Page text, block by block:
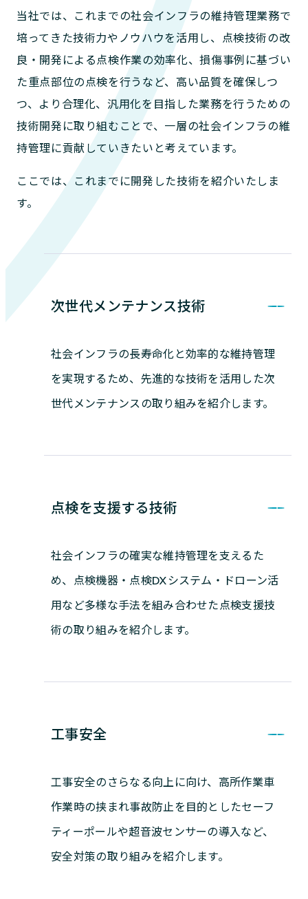
当社では、これまでの社会インフラの維持管理業務で
培ってきた技術力やノウハウを活用し、点検技術の改
良・開発による点検作業の効率化、損傷事例に基づい
た重点部位の点検を行うなど、高い品質を確保しつ
つ、より合理化、汎用化を目指した業務を行うための
技術開発に取り組むことで、一層の社会インフラの維
持管理に貢献していきたいと考えています。
ここでは、これまでに開発した技術を紹介いたしま
す。
次世代メンテナンス技術
社会インフラの長寿命化と効率的な維持管理
を実現するため、先進的な技術を活用した次
世代メンテナンスの取り組みを紹介します。
点検を支援する技術
社会インフラの確実な維持管理を支えるた
め、点検機器・点検DXシステム・ドローン活
用など多様な手法を組み合わせた点検支援技
術の取り組みを紹介します。
工事安全
工事安全のさらなる向上に向け、高所作業車
作業時の挟まれ事故防止を目的としたセーフ
ティーポールや超音波センサーの導入など、
安全対策の取り組みを紹介します。